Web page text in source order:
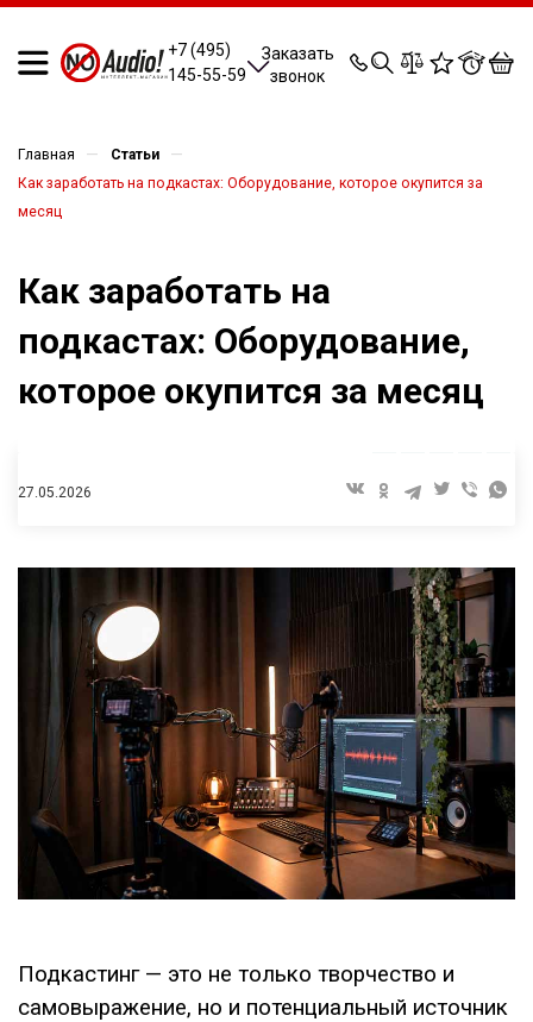
+7 (495)
145-55-59
Заказать
звонок
0 0 0 0
Главная — Статьи —
Как заработать на подкастах: Оборудование, которое окупится за
месяц
Как заработать на
подкастах: Оборудование,
которое окупится за месяц
27.05.2026
Подкастинг — это не только творчество и
самовыражение, но и потенциальный источник